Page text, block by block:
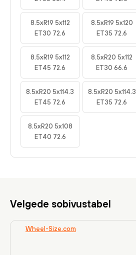
8.5xR19 5x112
ET30 72.6
8.5xR19 5x120
ET35 72.6
8.5xR19 5x112
ET45 72.6
8.5xR20 5x112
ET30 66.6
8.5xR20 5x114.3
ET45 72.6
8.5xR20 5x114.3
ET35 72.6
8.5xR20 5x108
ET40 72.6
Velgede sobivustabel
Wheel-Size.com